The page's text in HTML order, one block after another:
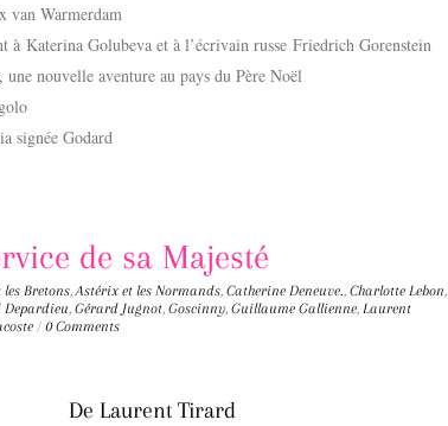
van Warmerdam
à Katerina Golubeva et à l’écrivain russe Friedrich Gorenstein
, une nouvelle aventure au pays du Père Noël
signée Godard
de sa Majesté
les Bretons,Astérix et les Normands, Catherine Deneuve., Charlotte Lebon,
Depardieu, Gérard Jugnot, Goscinny, Guillaume Gallienne, Laurent
/ 0 Comments
De Laurent Tirard